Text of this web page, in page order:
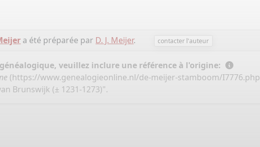
a été préparée par D. J. Meijer. contacter l'auteur
veuillez inclure une référence à l'origine:
(https://www.genealogieonline.nl/de-meijer-stamboom/I7776.php
Brunswijk (± 1231-1273)".